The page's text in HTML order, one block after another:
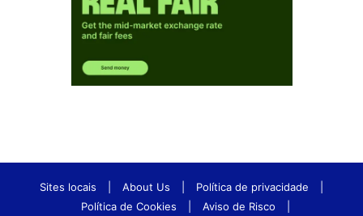
Sites locais About Us Política de privacidade
Política de Cookies
Aviso de Risco